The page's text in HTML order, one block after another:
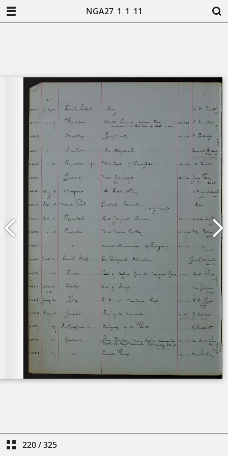
NGA27_1_1_11
220/325